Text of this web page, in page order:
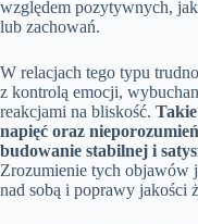
względem pozytywnych,
lub zachowań.
W relacjach tego typu
z kontrolą emocji,
reakcjami na bliskość.
napięć oraz
budowanie stabilnej i
Zrozumienie tych objawów
nad sobą i poprawy jakości